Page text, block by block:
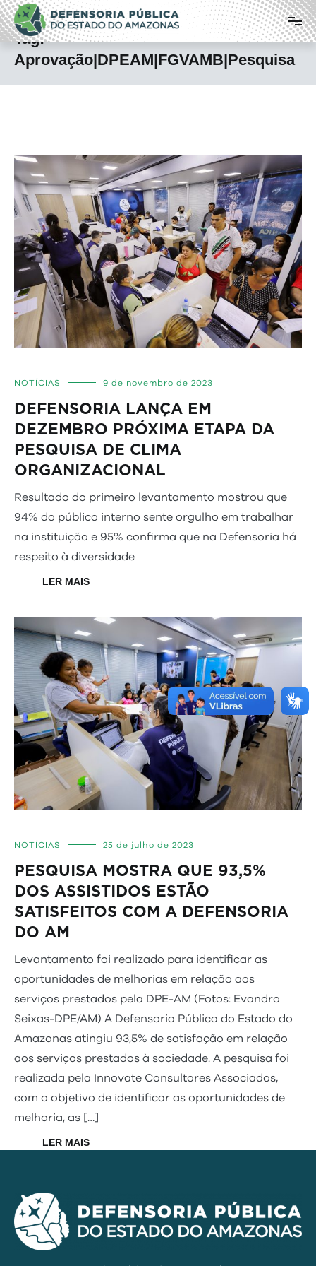
Pular
para
o
conteúdo
Defensoria Pública do Estado do
Amazonas
Tag:
Aprovação|DPEAM|FGVAMB|Pesquisa
NOTÍCIAS 9 de novembro de 2023
DEFENSORIA LANÇA EM
DEZEMBRO PRÓXIMA ETAPA DA
PESQUISA DE CLIMA
ORGANIZACIONAL
Resultado do primeiro levantamento mostrou que
94% do público interno sente orgulho em trabalhar
na instituição e 95% confirma que na Defensoria há
respeito à diversidade
LER MAIS
NOTÍCIAS 25 de julho de 2023
PESQUISA MOSTRA QUE 93,5%
DOS ASSISTIDOS ESTÃO
SATISFEITOS COM A DEFENSORIA
DO AM
Levantamento foi realizado para identificar as
oportunidades de melhorias em relação aos
serviços prestados pela DPE-AM (Fotos: Evandro
Seixas-DPE/AM) A Defensoria Pública do Estado do
Amazonas atingiu 93,5% de satisfação em relação
aos serviços prestados à sociedade. A pesquisa foi
realizada pela Innovate Consultores Associados,
com o objetivo de identificar as oportunidades de
melhoria, as […]
LER MAIS